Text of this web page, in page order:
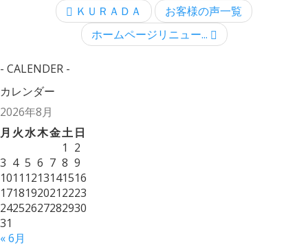
ＫＵＲＡＤＡ
お客様の声一覧
ホームページリニュー...
- CALENDER -
カレンダー
2026年8月
月 火水木金土日
« 6月
1 2
3 4 5 6 7 8 9
1011 1213141516
17181920212223
24252627282930
31